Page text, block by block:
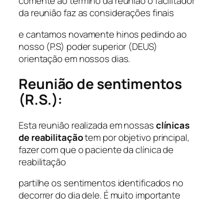
da reunião faz as considerações finais
e cantamos novamente hinos pedindo ao
nosso (P.S) poder superior (DEUS)
orientação em nossos dias.
Reunião de sentimentos
(R.S.):
Esta reunião realizada em nossasclínicas
de reabilitaçãotem por objetivo principal,
fazer com que o paciente da clínica de
reabilitação
partilhe os sentimentos identificados no
decorrer do dia dele. É muito importante